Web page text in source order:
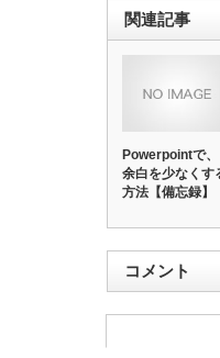
関連記事
Powerpointで、
余白を少なくす
方法【備忘録】
コメント